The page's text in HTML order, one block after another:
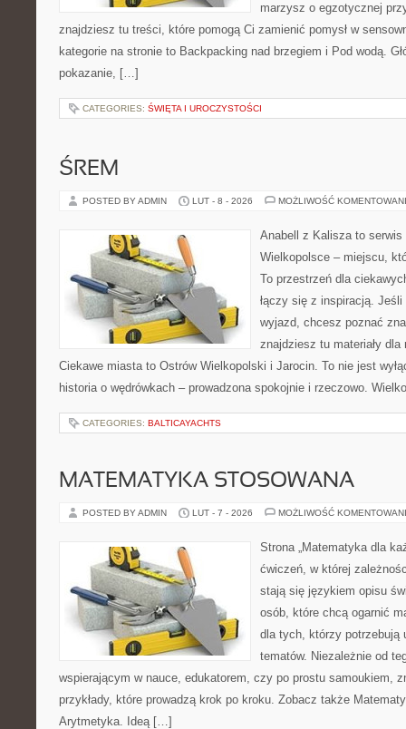
marzysz o egzotycznej
znajdziesz tu treści, które pomogą Ci zamienić pomysł w
kategorie na stronie to Backpacking nad brzegiem i Pod wodą.
pokazanie, […]
CATEGORIES: ŚWIĘTA I UROCZYSTOŚCI
ŚREM
POSTED BY ADMIN LUT - 8 - 2026 MOŻLIWOŚĆ
Anabell z Kalisza to
Wielkopolsce – miejscu,
To przestrzeń dla
łączy się z inspiracją.
wyjazd, chcesz poznać
znajdziesz tu materiały
Ciekawe miasta to Ostrów Wielkopolski i Jarocin. To nie jest
historia o wędrówkach – prowadzona spokojnie i rzeczowo.
CATEGORIES: BALTICAYACHTS
MATEMATYKA STOSOWANA
POSTED BY ADMIN LUT - 7 - 2026 MOŻLIWOŚĆ
Strona „Matematyka dla
ćwiczeń, w której
stają się językiem opisu
osób, które chcą ogarnić
dla tych, którzy potrzebują
tematów. Niezależnie od
wspierającym w nauce, edukatorem, czy po prostu samoukiem,
przykłady, które prowadzą krok po kroku. Zobacz także
Arytmetyka. Ideą […]